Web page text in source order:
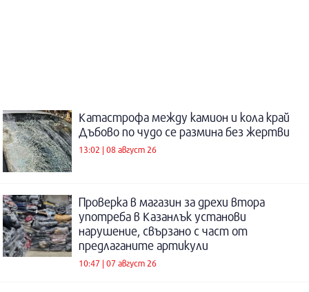
Катастрофа между камион и кола край
Дъбово по чудо се размина без жертви
13:02 | 08 август 26
Проверка в магазин за дрехи втора
употреба в Казанлък установи
нарушение, свързано с част от
предлаганите артикули
10:47 | 07 август 26